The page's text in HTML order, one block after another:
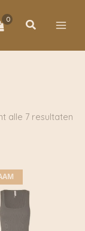
Zoeken
alle 7 resultaten